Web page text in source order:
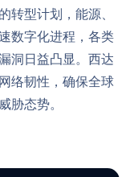
转型计划，能源、
数字化进程，各类
洞日益凸显。西达
络韧性，确保全球
胁态势。